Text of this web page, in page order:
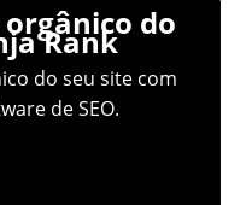
do
Rank
do seu site com
de SEO.